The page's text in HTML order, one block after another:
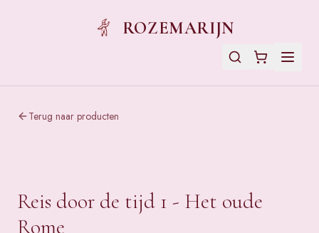
ROZEMARIJN
Terug naar producten
Reis door de tijd 1 - Het oude
Rome